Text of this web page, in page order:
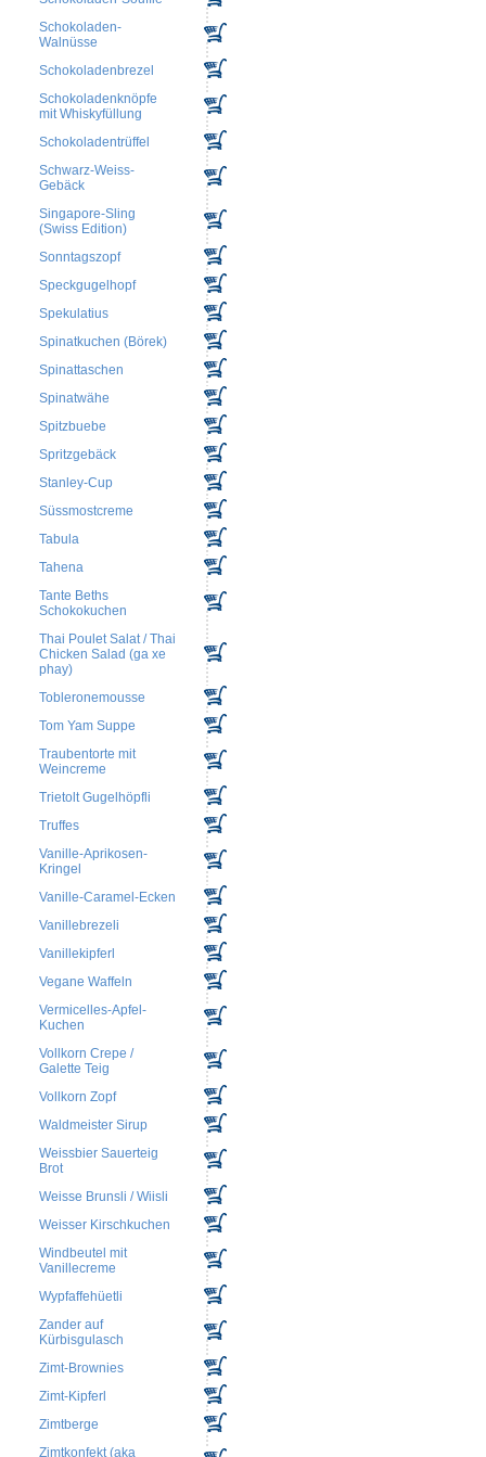
Schokoladen-
Walnüsse
Schokoladenbrezel
Schokoladenknöpfe
mit Whiskyfüllung
Schokoladentrüffel
Schwarz-Weiss-
Gebäck
Singapore-Sling
(Swiss Edition)
Sonntagszopf
Speckgugelhopf
Spekulatius
Spinatkuchen (Börek)
Spinattaschen
Spinatwähe
Spitzbuebe
Spritzgebäck
Stanley-Cup
Süssmostcreme
Tabula
Tahena
Tante Beths
Schokokuchen
Thai Poulet Salat / Thai
Chicken Salad (ga xe
phay)
Tobleronemousse
Tom Yam Suppe
Traubentorte mit
Weincreme
Trietolt Gugelhöpfli
Truffes
Vanille-Aprikosen-
Kringel
Vanille-Caramel-Ecken
Vanillebrezeli
Vanillekipferl
Vegane Waffeln
Vermicelles-Apfel-
Kuchen
Vollkorn Crepe /
Galette Teig
Vollkorn Zopf
Waldmeister Sirup
Weissbier Sauerteig
Brot
Weisse Brunsli / Wiisli
Weisser Kirschkuchen
Windbeutel mit
Vanillecreme
Wypfaffehüetli
Zander auf
Kürbisgulasch
Zimt-Brownies
Zimt-Kipferl
Zimtberge
Zimtkonfekt (aka